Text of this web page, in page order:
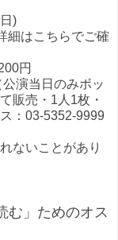
)
細はこちらでご確
円
演当日のみボッ
販売・1人1枚・
：03-5352-9999
ないことがあり
む」ためのオス